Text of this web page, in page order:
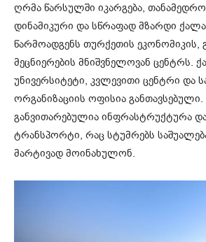
ღრმა წარსულში იკარგება,
დინამიკური და სწრაფად მზარდი
წარმოადგენს თურქეთის ეკონომიკის,
მეცნიერების მნიშვნელოვან ცენტრს.
უნივერსიტეტი, კვლევითი ცენტრი და
ორგანიზაციის ოფისია განთავსებული.
განვითარებულია ინფრასტრუქტურა
ტრანსპორტი, რაც სტუმრებს
მარტივად მოინახულონ.